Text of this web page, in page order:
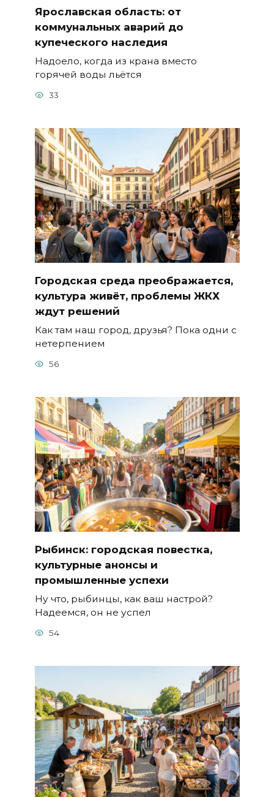
Ярославская область: от
коммунальных аварий до
купеческого наследия
Надоело, когда из крана вместо
горячей воды льётся
33
Городская среда преображается,
культура живёт, проблемы ЖКХ
ждут решений
Как там наш город, друзья? Пока одни с
нетерпением
56
Рыбинск: городская повестка,
культурные анонсы и
промышленные успехи
Ну что, рыбинцы, как ваш настрой?
Надеемся, он не успел
54